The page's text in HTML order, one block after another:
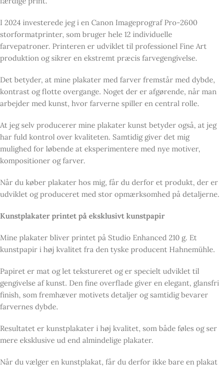
I 2024 investerede jeg i en Canon Imageprograf Pro-2600
storformatprinter, som bruger hele 12 individuelle
farvepatroner. Printeren er udviklet til professionel Fine Art
produktion og sikrer en ekstremt præcis farvegengivelse.
Det betyder, at mine plakater med farver fremstår med dybde,
kontrast og flotte overgange. Noget der er afgørende, når man
arbejder med kunst, hvor farverne spiller en central rolle.
At jeg selv producerer mine plakater kunst betyder også, at jeg
har fuld kontrol over kvaliteten. Samtidig giver det mig
mulighed for løbende at eksperimentere med nye motiver,
kompositioner og farver.
Når du køber plakater hos mig, får du derfor et produkt, der er
udviklet og produceret med stor opmærksomhed på detaljerne.
Kunstplakater printet på eksklusivt kunstpapir
Mine plakater bliver printet på Studio Enhanced 210 g. Et
kunstpapir i høj kvalitet fra den tyske producent Hahnemühle.
Papiret er mat og let tekstureret og er specielt udviklet til
gengivelse af kunst. Den fine overflade giver en elegant, glansfri
finish, som fremhæver motivets detaljer og samtidig bevarer
farvernes dybde.
Resultatet er kunstplakater i høj kvalitet, som både føles og ser
mere eksklusive ud end almindelige plakater.
Når du vælger en kunstplakat, får du derfor ikke bare en plakat